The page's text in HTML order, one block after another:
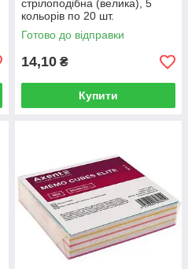
стрілоподібна (велика), 5
кольорів по 20 шт.
Готово до відправки
14,10 ₴
Купити